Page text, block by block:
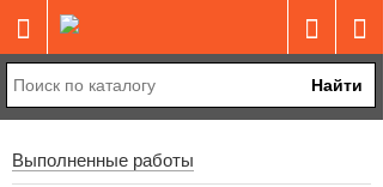
Найти
Выполненные работы